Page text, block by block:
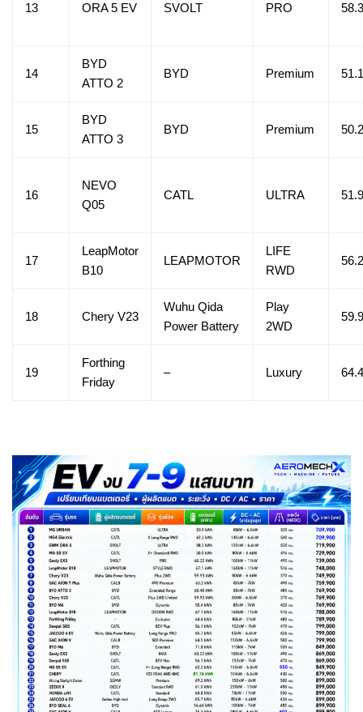
13 ORA 5 EV SVOLT PRO 58.3
14
BYD
ATTO 2
BYD Premium
15
BYD
ATTO 3
BYD Premium
16
NEVO
Q05
CATL ULTRA 51.9
17
LeapMotor
B10
LEAPMOTOR
LIFE
RWD
56.2
18 Chery V23
Wuhu Qida
Power Battery
Play
2WD
19
Forthing
Friday
– Luxury 64.4